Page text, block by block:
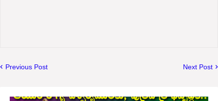
Previous Post Next Post